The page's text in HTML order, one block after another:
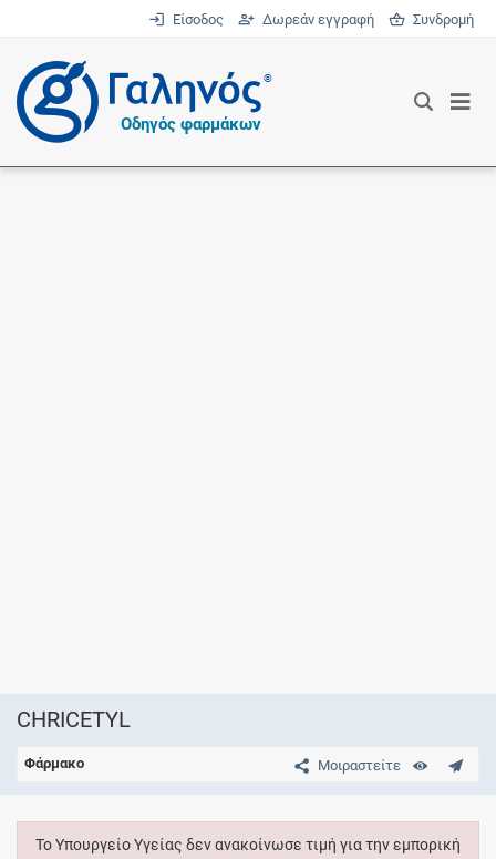
Είσοδος Δωρεάν εγγραφή Συνδρομή
®
Οδηγός φαρμάκων
CHRICETYL
Μοιραστείτε
Φάρμακο
Το Υπουργείο Υγείας δεν ανακοίνωσε τιμή για την εμπορική